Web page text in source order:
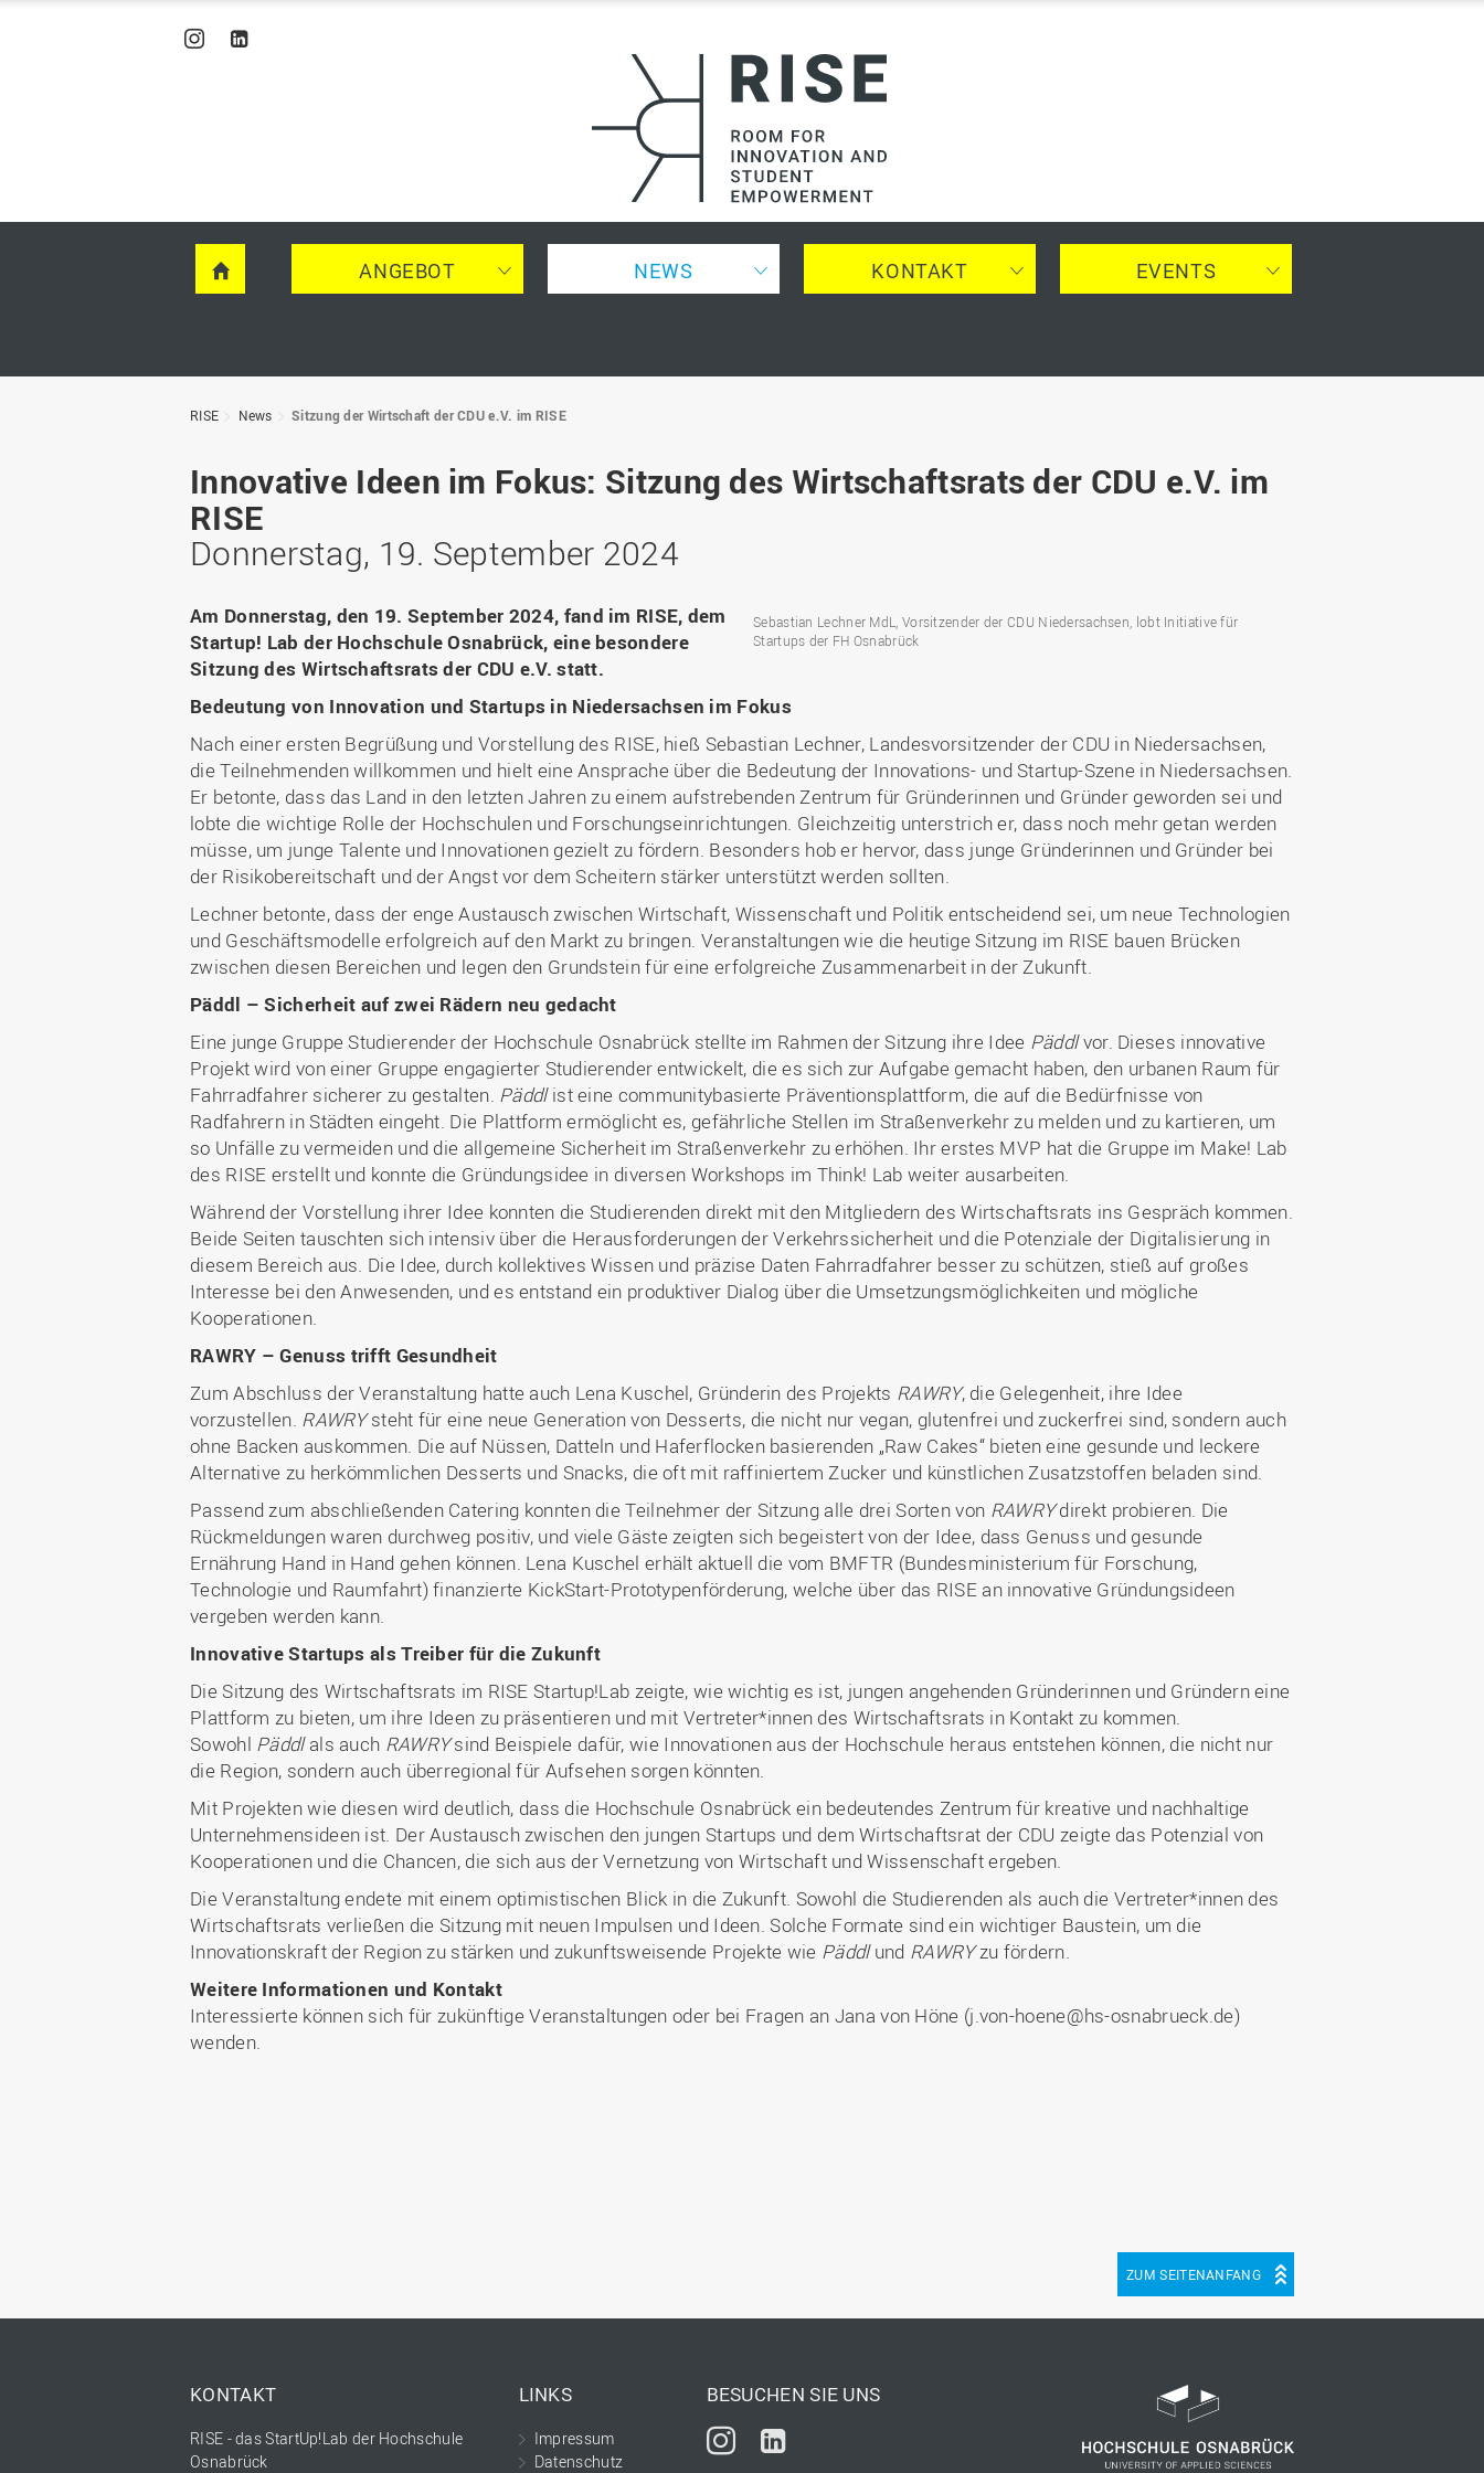
INSTAGRAM
LINKEDIN
HOME
ANGEBOT NEWS KONTAKT EVENTS
Sciences
RISE News Sitzung der Wirtschaft der CDU e.V. im RISE
Innovative Ideen im Fokus: Sitzung des Wirtschaftsrats der CDU e.V. im
RISE
Donnerstag, 19. September 2024
Sebastian Lechner MdL, Vorsitzender der CDU Niedersachsen, lobt Initiative für
Startups der FH Osnabrück
Am Donnerstag, den 19. September 2024, fand im RISE, dem
Startup! Lab der Hochschule Osnabrück, eine besondere
Sitzung des Wirtschaftsrats der CDU e.V. statt.
Bedeutung von Innovation und Startups in Niedersachsen im Fokus
Nach einer ersten Begrüßung und Vorstellung des RISE, hieß Sebastian Lechner, Landesvorsitzender der CDU in Niedersachsen,
die Teilnehmenden willkommen und hielt eine Ansprache über die Bedeutung der Innovations- und Startup-Szene in Niedersachsen.
Er betonte, dass das Land in den letzten Jahren zu einem aufstrebenden Zentrum für Gründerinnen und Gründer geworden sei und
lobte die wichtige Rolle der Hochschulen und Forschungseinrichtungen. Gleichzeitig unterstrich er, dass noch mehr getan werden
müsse, um junge Talente und Innovationen gezielt zu fördern. Besonders hob er hervor, dass junge Gründerinnen und Gründer bei
der Risikobereitschaft und der Angst vor dem Scheitern stärker unterstützt werden sollten.
Lechner betonte, dass der enge Austausch zwischen Wirtschaft, Wissenschaft und Politik entscheidend sei, um neue Technologien
und Geschäftsmodelle erfolgreich auf den Markt zu bringen. Veranstaltungen wie die heutige Sitzung im RISE bauen Brücken
zwischen diesen Bereichen und legen den Grundstein für eine erfolgreiche Zusammenarbeit in der Zukunft.
Päddl – Sicherheit auf zwei Rädern neu gedacht
Eine junge Gruppe Studierender der Hochschule Osnabrück stellte im Rahmen der Sitzung ihre Idee Päddlvor. Dieses innovative
Projekt wird von einer Gruppe engagierter Studierender entwickelt, die es sich zur Aufgabe gemacht haben, den urbanen Raum für
Fahrradfahrer sicherer zu gestalten. Päddlist eine communitybasierte Präventionsplattform, die auf die Bedürfnisse von
Radfahrern in Städten eingeht. Die Plattform ermöglicht es, gefährliche Stellen im Straßenverkehr zu melden und zu kartieren, um
so Unfälle zu vermeiden und die allgemeine Sicherheit im Straßenverkehr zu erhöhen. Ihr erstes MVP hat die Gruppe im Make! Lab
des RISE erstellt und konnte die Gründungsidee in diversen Workshops im Think! Lab weiter ausarbeiten.
Während der Vorstellung ihrer Idee konnten die Studierenden direkt mit den Mitgliedern des Wirtschaftsrats ins Gespräch kommen.
Beide Seiten tauschten sich intensiv über die Herausforderungen der Verkehrssicherheit und die Potenziale der Digitalisierung in
diesem Bereich aus. Die Idee, durch kollektives Wissen und präzise Daten Fahrradfahrer besser zu schützen, stieß auf großes
Interesse bei den Anwesenden, und es entstand ein produktiver Dialog über die Umsetzungsmöglichkeiten und mögliche
Kooperationen.
RAWRY – Genuss trifft Gesundheit
Zum Abschluss der Veranstaltung hatte auch Lena Kuschel, Gründerin des Projekts RAWRY, die Gelegenheit, ihre Idee
vorzustellen. RAWRYsteht für eine neue Generation von Desserts, die nicht nur vegan, glutenfrei und zuckerfrei sind, sondern auch
ohne Backen auskommen. Die auf Nüssen, Datteln und Haferflocken basierenden „Raw Cakes“ bieten eine gesunde und leckere
Alternative zu herkömmlichen Desserts und Snacks, die oft mit raffiniertem Zucker und künstlichen Zusatzstoffen beladen sind.
Passend zum abschließenden Catering konnten die Teilnehmer der Sitzung alle drei Sorten von RAWRYdirekt probieren. Die
Rückmeldungen waren durchweg positiv, und viele Gäste zeigten sich begeistert von der Idee, dass Genuss und gesunde
Ernährung Hand in Hand gehen können. Lena Kuschel erhält aktuell die vom BMFTR (Bundesministerium für Forschung,
Technologie und Raumfahrt) finanzierte KickStart-Prototypenförderung, welche über das RISE an innovative Gründungsideen
vergeben werden kann.
Innovative Startups als Treiber für die Zukunft
Die Sitzung des Wirtschaftsrats im RISE Startup!Lab zeigte, wie wichtig es ist, jungen angehenden Gründerinnen und Gründern eine
Plattform zu bieten, um ihre Ideen zu präsentieren und mit Vertreter*innen des Wirtschaftsrats in Kontakt zu kommen.
Sowohl Päddlals auch RAWRYsind Beispiele dafür, wie Innovationen aus der Hochschule heraus entstehen können, die nicht nur
die Region, sondern auch überregional für Aufsehen sorgen könnten.
Mit Projekten wie diesen wird deutlich, dass die Hochschule Osnabrück ein bedeutendes Zentrum für kreative und nachhaltige
Unternehmensideen ist. Der Austausch zwischen den jungen Startups und dem Wirtschaftsrat der CDU zeigte das Potenzial von
Kooperationen und die Chancen, die sich aus der Vernetzung von Wirtschaft und Wissenschaft ergeben.
Die Veranstaltung endete mit einem optimistischen Blick in die Zukunft. Sowohl die Studierenden als auch die Vertreter*innen des
Wirtschaftsrats verließen die Sitzung mit neuen Impulsen und Ideen. Solche Formate sind ein wichtiger Baustein, um die
Innovationskraft der Region zu stärken und zukunftsweisende Projekte wie Päddlund RAWRYzu fördern.
Weitere Informationen und Kontakt
Interessierte können sich für zukünftige Veranstaltungen oder bei Fragen an Jana von Höne (j.von-hoene@hs-osnabrueck.de)
wenden.
ZUM SEITENANFANG
KONTAKT
RISE - das StartUp!Lab der Hochschule
Osnabrück
LINKS
Impressum
Datenschutz
BESUCHEN SIE UNS
Instagram
LinkedIn